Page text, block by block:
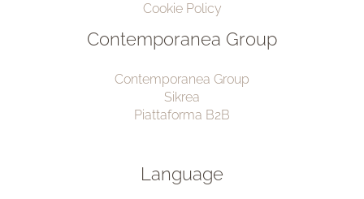
Cookie Policy
Contemporanea Group
Contemporanea Group
Sikrea
Piattaforma B2B
Language